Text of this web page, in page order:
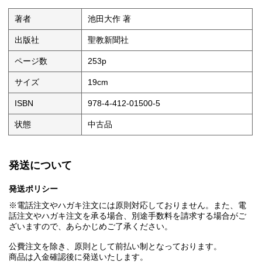
著者 池田大作 著
出版社 聖教新聞社
ページ数 253p
サイズ 19cm
ISBN 978-4-412-01500-5
状態 中古品
発送について
発送ポリシー
※電話注文やハガキ注文には原則対応しておりません。また、電
話注文やハガキ注文を承る場合、別途手数料を請求する場合がご
ざいますので、あらかじめご了承ください。
公費注文を除き、原則として前払い制となっております。
商品は入金確認後に発送いたします。